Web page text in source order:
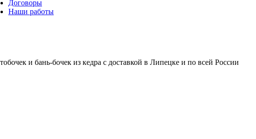
Договоры
Наши работы
и бань-бочек из кедра с доставкой в Липецке и по всей России